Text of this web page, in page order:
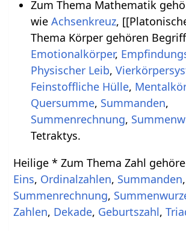
Zum Thema Mathematik
wie Achsenkreuz,
Thema Körper gehören
Emotionalkörper,
Physischer Leib,
Feinstoffliche Hülle,
Quersumme, Summanden,
Summenrechnung,
Tetraktys.
Heilige * Zum Thema Zahl
Eins, Ordinalzahlen, Summanden,
Summenrechnung,
Zahlen, Dekade, Geburtszahl,